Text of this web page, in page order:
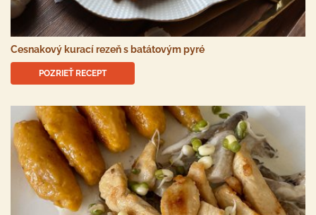
Cesnakový kurací rezeň s batátovým pyré
POZRIEŤ RECEPT